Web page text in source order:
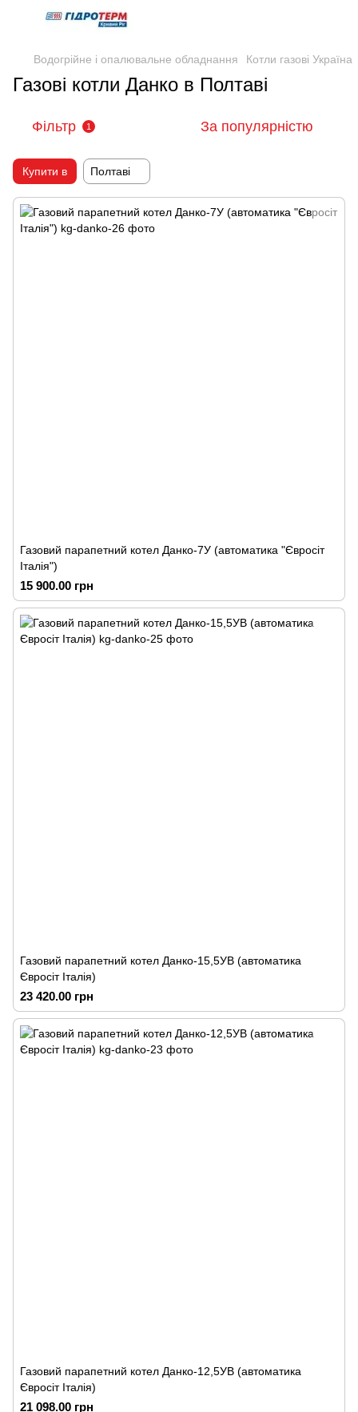
Водогрійне і опалювальне обладнання Котли газові Україна
Газові котли Данко в Полтаві
Фільтр 1 За популярністю
Купити в Полтаві
Газовий парапетний котел Данко-7У (автоматика "Євросіт
Італія")
15 900.00 грн
Газовий парапетний котел Данко-15,5УВ (автоматика
Євросіт Італія)
23 420.00 грн
Газовий парапетний котел Данко-12,5УВ (автоматика
Євросіт Італія)
21 098.00 грн